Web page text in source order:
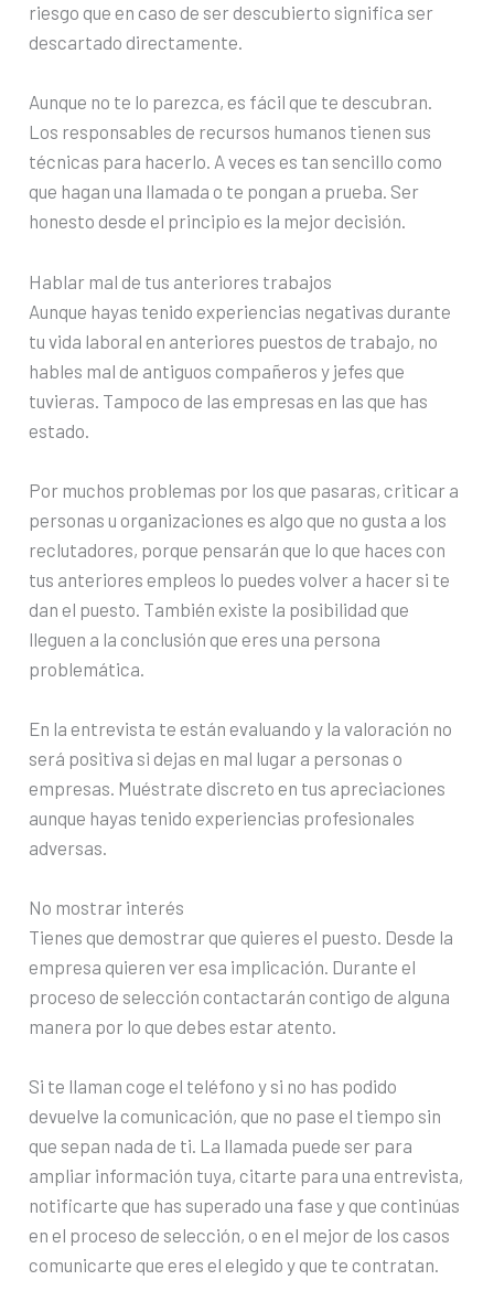
riesgo que en caso de ser descubierto significa ser
descartado directamente.
Aunque no te lo parezca, es fácil que te descubran.
Los responsables de recursos humanos tienen sus
técnicas para hacerlo. A veces es tan sencillo como
que hagan una llamada o te pongan a prueba. Ser
honesto desde el principio es la mejor decisión.
Hablar mal de tus anteriores trabajos
Aunque hayas tenido experiencias negativas durante
tu vida laboral en anteriores puestos de trabajo, no
hables mal de antiguos compañeros y jefes que
tuvieras. Tampoco de las empresas en las que has
estado.
Por muchos problemas por los que pasaras, criticar a
personas u organizaciones es algo que no gusta a los
reclutadores, porque pensarán que lo que haces con
tus anteriores empleos lo puedes volver a hacer si te
dan el puesto. También existe la posibilidad que
lleguen a la conclusión que eres una persona
problemática.
En la entrevista te están evaluando y la valoración no
será positiva si dejas en mal lugar a personas o
empresas. Muéstrate discreto en tus apreciaciones
aunque hayas tenido experiencias profesionales
adversas.
No mostrar interés
Tienes que demostrar que quieres el puesto. Desde la
empresa quieren ver esa implicación. Durante el
proceso de selección contactarán contigo de alguna
manera por lo que debes estar atento.
Si te llaman coge el teléfono y si no has podido
devuelve la comunicación, que no pase el tiempo sin
que sepan nada de ti. La llamada puede ser para
ampliar información tuya, citarte para una entrevista,
notificarte que has superado una fase y que continúas
en el proceso de selección, o en el mejor de los casos
comunicarte que eres el elegido y que te contratan.